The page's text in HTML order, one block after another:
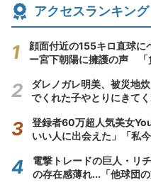
アクセスランキング
顔面付近の155キロ直球に
ー宮下朝陽に擁護の声 「
ダレノガレ明美、被災地
でくれた子やとりにきて
登録者60万超人気美女
いい人に出会えた」「私
電撃トレードの巨人・リ
の存在感薄れ...「他球団